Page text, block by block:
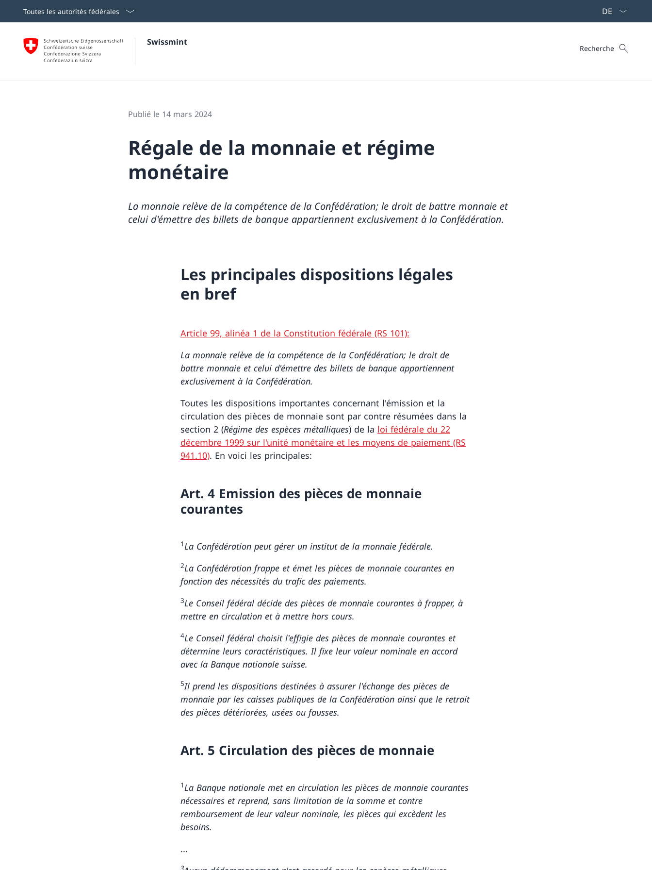
Toutes les autorités fédérales
Swissmint Recherche
Recherche
Publié le 14 mars 2024
Régale de la monnaie et régime
monétaire
La monnaie relève de la compétence de la Confédération; le droit de battre monnaie et
celui d'émettre des billets de banque appartiennent exclusivement à la Confédération.
Les principales dispositions légales
en bref
Article 99, alinéa 1 de la Constitution fédérale (RS 101):
La monnaie relève de la compétence de la Confédération; le droit de
battre monnaie et celui d'émettre des billets de banque appartiennent
exclusivement à la Confédération.
Toutes les dispositions importantes concernant l'émission et la
circulation des pièces de monnaie sont par contre résumées dans la
section 2 (Régime des espèces métalliques) de la loi fédérale du 22
décembre 1999 sur l'unité monétaire et les moyens de paiement (RS
941.10). En voici les principales:
Art. 4 Emission des pièces de monnaie
courantes
1La Confédération peut gérer un institut de la monnaie fédérale.
2La Confédération frappe et émet les pièces de monnaie courantes en
fonction des nécessités du trafic des paiements.
3Le Conseil fédéral décide des pièces de monnaie courantes à frapper, à
mettre en circulation et à mettre hors cours.
4Le Conseil fédéral choisit l'effigie des pièces de monnaie courantes et
détermine leurs caractéristiques. Il fixe leur valeur nominale en accord
avec la Banque nationale suisse.
5Il prend les dispositions destinées à assurer l'échange des pièces de
monnaie par les caisses publiques de la Confédération ainsi que le retrait
des pièces détériorées, usées ou fausses.
Art. 5 Circulation des pièces de monnaie
1La Banque nationale met en circulation les pièces de monnaie courantes
nécessaires et reprend, sans limitation de la somme et contre
remboursement de leur valeur nominale, les pièces qui excèdent les
besoins.
...
3